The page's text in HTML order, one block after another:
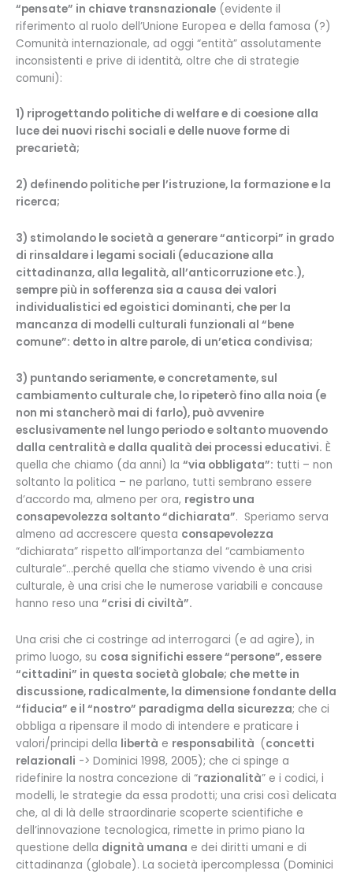
“pensate” in chiave transnazionale (evidente il
riferimento al ruolo dell’Unione Europea e della famosa (?)
Comunità internazionale, ad oggi “entità” assolutamente
inconsistenti e prive di identità, oltre che di strategie
comuni):
1) riprogettando politiche di welfare e di coesione alla
luce dei nuovi rischi sociali e delle nuove forme di
precarietà;
2) definendo politiche per l’istruzione, la formazione e la
ricerca;
3) stimolando le società a generare “anticorpi” in grado
di rinsaldare i legami sociali (educazione alla
cittadinanza, alla legalità, all’anticorruzione etc.),
sempre più in sofferenza sia a causa dei valori
individualistici ed egoistici dominanti, che per la
mancanza di modelli culturali funzionali al “bene
comune”: detto in altre parole, di un’etica condivisa;
3) puntando seriamente, e concretamente, sul
cambiamento culturale che, lo ripeterò fino alla noia (e
non mi stancherò mai di farlo), può avvenire
esclusivamente nel lungo periodo e soltanto muovendo
dalla centralità e dalla qualità dei processi educativi. È
quella che chiamo (da anni) la “via obbligata”: tutti – non
soltanto la politica – ne parlano, tutti sembrano essere
d’accordo ma, almeno per ora, registro una
consapevolezza soltanto “dichiarata”. Speriamo serva
almeno ad accrescere questa consapevolezza
“dichiarata” rispetto all’importanza del “cambiamento
culturale”…perché quella che stiamo vivendo è una crisi
culturale, è una crisi che le numerose variabili e concause
hanno reso una “crisi di civiltà”.
Una crisi che ci costringe ad interrogarci (e ad agire), in
primo luogo, su cosa significhi essere “persone”, essere
“cittadini” in questa società globale; che mette in
discussione, radicalmente, la dimensione fondante della
“fiducia” e il “nostro” paradigma della sicurezza; che ci
obbliga a ripensare il modo di intendere e praticare i
valori/principi della libertà e responsabilità (concetti
relazionali -> Dominici 1998, 2005); che ci spinge a
ridefinire la nostra concezione di “razionalità” e i codici, i
modelli, le strategie da essa prodotti; una crisi così delicata
che, al di là delle straordinarie scoperte scientifiche e
dell’innovazione tecnologica, rimette in primo piano la
questione della dignità umana e dei diritti umani e di
cittadinanza (globale). La società ipercomplessa (Dominici